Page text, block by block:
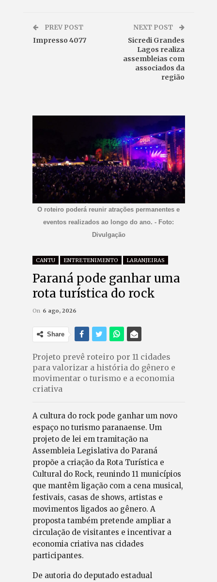
PREV POST
Impresso 4077
NEXT POST
Sicredi Grandes
Lagos realiza
assembleias com
associados da
região
O roteiro poderá reunir atrações permanentes e
eventos realizados ao longo do ano. - Foto:
Divulgação
CANTU ENTRETENIMENTO LARANJEIRAS
Paraná pode ganhar uma
rota turística do rock
On 6 ago, 2026
Share
Projeto prevê roteiro por 11 cidades
para valorizar a história do gênero e
movimentar o turismo e a economia
criativa
A cultura do rock pode ganhar um novo
espaço no turismo paranaense. Um
projeto de lei em tramitação na
Assembleia Legislativa do Paraná
propõe a criação da Rota Turística e
Cultural do Rock, reunindo 11 municípios
que mantêm ligação com a cena musical,
festivais, casas de shows, artistas e
movimentos ligados ao gênero. A
proposta também pretende ampliar a
circulação de visitantes e incentivar a
economia criativa nas cidades
participantes.
De autoria do deputado estadual